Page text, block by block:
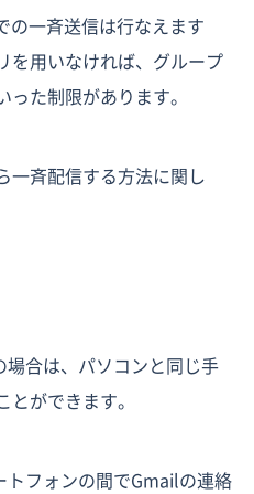
の一斉送信は行なえます
を用いなければ、グループ
た制限があります。
一斉配信する方法に関し
合は、パソコンと同じ手
ができます。
フォンの間でGmailの連絡